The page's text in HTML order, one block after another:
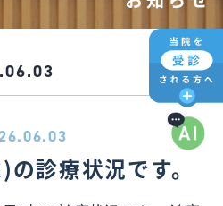
診療状況です。